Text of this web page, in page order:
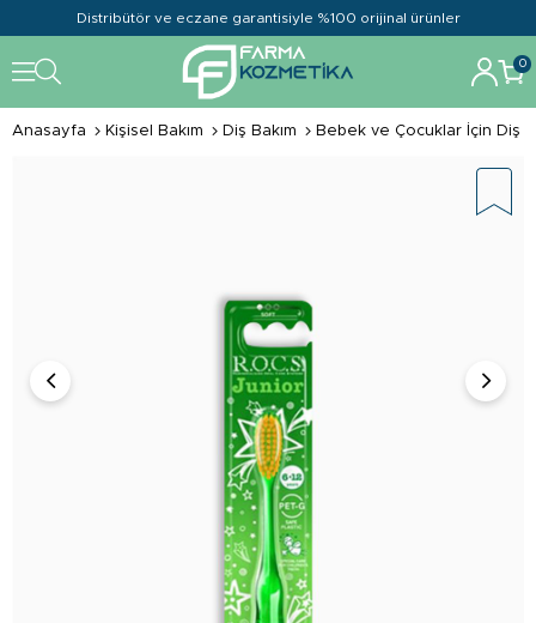
Distribütör ve eczane garantisiyle %100 orijinal ürünler
0
Anasayfa Kişisel Bakım Diş Bakım Bebek ve Çocuklar İçin Diş